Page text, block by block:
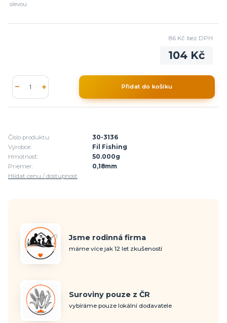
slevou
104 Kč
86 Kč bez DPH
Přidat do košíku
Číslo produktu:
30-3136
Výrobce:
Fil Fishing
Hmotnosť:
50.000g
Priemer:
0,18mm
Hlídat cenu / dostupnost
Jsme rodinná firma
máme více jak 12 let zkušeností
Suroviny pouze z ČR
vybíráme pouze lokální dodavatele